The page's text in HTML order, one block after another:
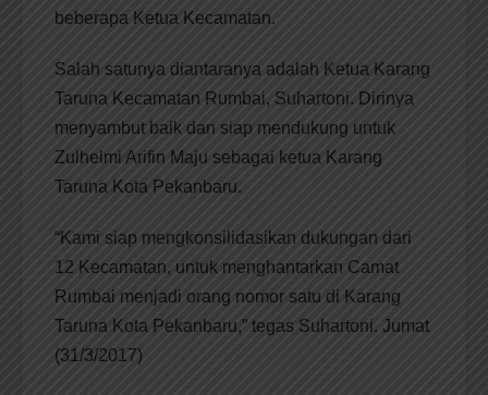
beberapa Ketua Kecamatan.
Salah satunya diantaranya adalah Ketua Karang
Taruna Kecamatan Rumbai, Suhartoni. Dirinya
menyambut baik dan siap mendukung untuk
Zulhelmi Arifin Maju sebagai ketua Karang
Taruna Kota Pekanbaru.
“Kami siap mengkonsilidasikan dukungan dari
12 Kecamatan, untuk menghantarkan Camat
Rumbai menjadi orang nomor satu di Karang
Taruna Kota Pekanbaru,” tegas Suhartoni. Jumat
(31/3/2017)